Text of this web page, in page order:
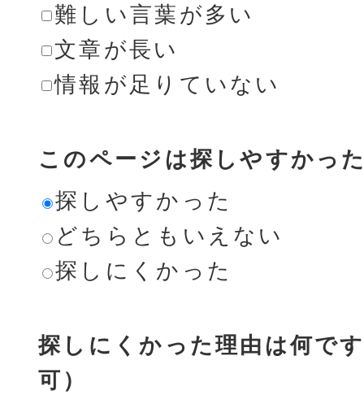
難しい言葉が多い
文章が長い
情報が足りていない
このページは探しやすかっ
探しやすかった
どちらともいえない
探しにくかった
探しにくかった理由は何で
可）